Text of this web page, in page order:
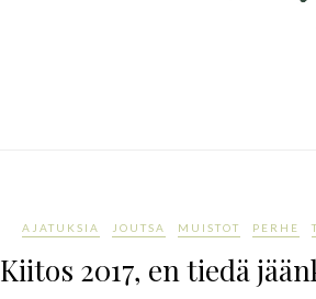
AJATUKSIA JOUTSA MUISTOT PERHE
Kiitos 2017, en tiedä